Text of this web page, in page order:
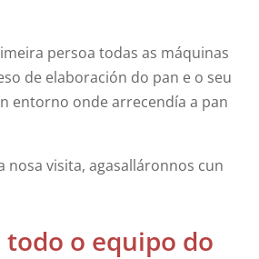
persoa todas as máquinas
de elaboración do pan e o seu
entorno onde arrecendía a pan
nosa visita, agasalláronnos cun
todo o equipo do